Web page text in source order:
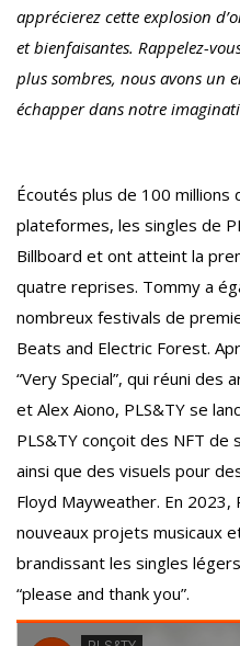
apprécierez cette explosion
et bienfaisantes. Rappelez-
plus sombres, nous avons un
échapper dans notre
Écoutés plus de 100
plateformes, les singles de
Billboard et ont atteint la
quatre reprises. Tommy a
nombreux festivals de
Beats and Electric Forest.
“Very Special”, qui réuni des
et Alex Aiono, PLS&TY se
PLS&TY conçoit des NFT
ainsi que des visuels pour
Floyd Mayweather. En 2023,
nouveaux projets musicaux
brandissant les singles
“please and thank you”.